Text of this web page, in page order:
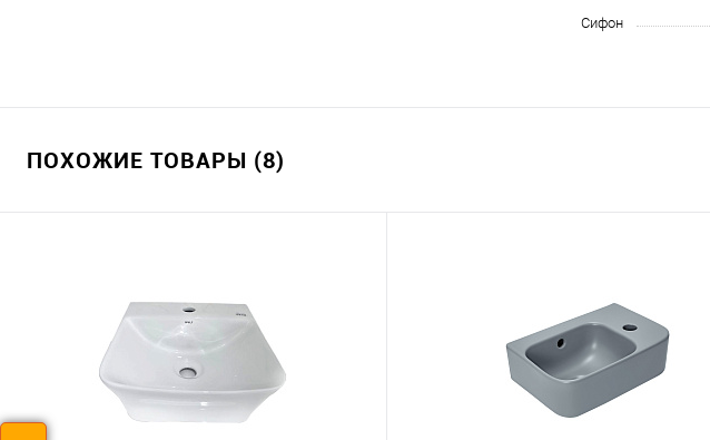
Сифон
ПОХОЖИЕ ТОВАРЫ (8)